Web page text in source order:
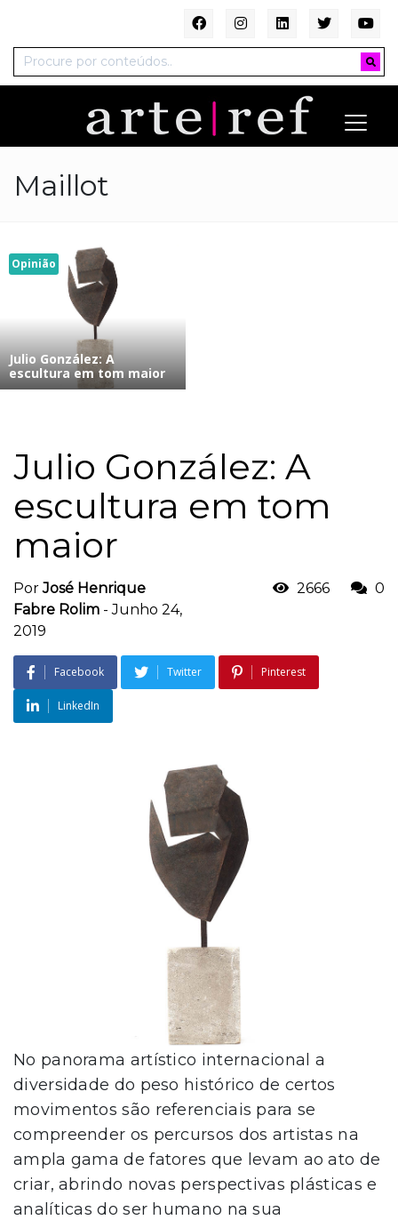
Maillot
Opinião
Julio González: A
escultura em tom maior
Julio González: A
escultura em tom
maior
PorJosé Henrique
Fabre Rolim -Junho 24,
2019
2666 0
Facebook Twitter Pinterest
LinkedIn
No panorama artístico internacional a
diversidade do peso histórico de certos
movimentos são referenciais para se
compreender os percursos dos artistas na
ampla gama de fatores que levam ao ato de
criar, abrindo novas perspectivas plásticas e
analíticas do ser humano na sua